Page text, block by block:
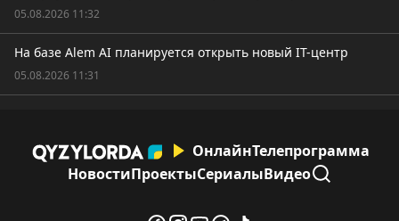
05.08.2026 11:32
На базе Alem AI планируется открыть новый IT-центр
05.08.2026 11:31
ОнлайнТелепрограмма
НовостиПроектыСериалыВидео